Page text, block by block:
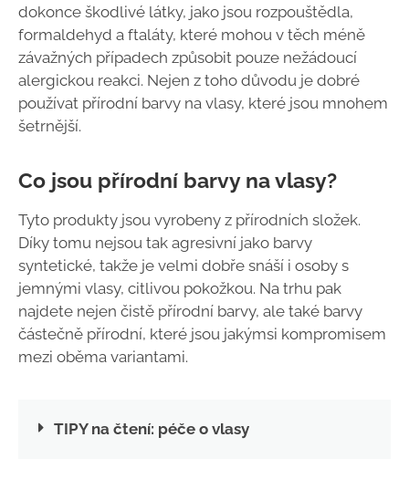
dokonce škodlivé látky, jako jsou rozpouštědla,
formaldehyd a ftaláty, které mohou v těch méně
závažných případech způsobit pouze nežádoucí
alergickou reakci. Nejen z toho důvodu je dobré
používat přírodní barvy na vlasy, které jsou mnohem
šetrnější.
Co jsou přírodní barvy na vlasy?
Tyto produkty jsou vyrobeny z přírodních složek.
Díky tomu nejsou tak agresivní jako barvy
syntetické, takže je velmi dobře snáší i osoby s
jemnými vlasy, citlivou pokožkou. Na trhu pak
najdete nejen čistě přírodní barvy, ale také barvy
částečně přírodní, které jsou jakýmsi kompromisem
mezi oběma variantami.
TIPY na čtení: péče o vlasy